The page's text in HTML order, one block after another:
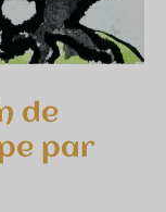
de
par